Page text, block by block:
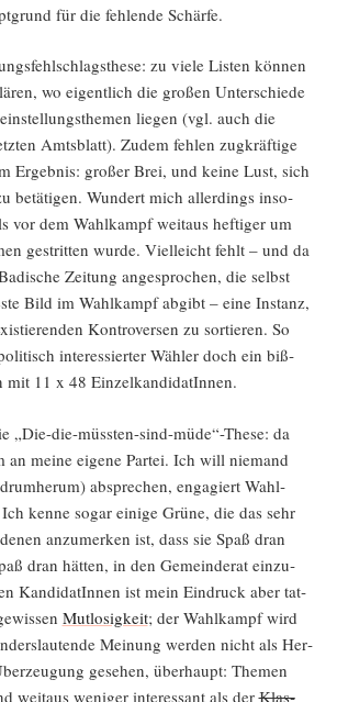
für die feh­len­de Schärfe.
zu vie­le Lis­ten kön­nen
wo eigent­lich die gro­ßen Unter­schie­de
lie­gen (vgl. auch die
Amts­blatt). Zudem feh­len zug­kräf­ti­ge
Ergeb­nis: gro­ßer Brei, und kei­ne Lust, sich
betä­ti­gen. Wun­dert mich aller­dings inso­
vor dem Wahl­kampf weit­aus hef­ti­ger um
gestrit­ten wur­de. Viel­leicht fehlt – und da
Zei­tung ange­spro­chen, die selbst
Bild im Wahl­kampf abgibt – eine Instanz,
Kon­tro­ver­sen zu sor­tie­ren. So
inter­es­sier­ter Wäh­ler doch ein biß­
mit 11 x 48 EinzelkandidatInnen.
„Die-die-müssten-sind-müde“-These: da
an mei­ne eige­ne Par­tei. Ich will nie­mand
abspre­chen, enga­giert Wahl­
ken­ne sogar eini­ge Grü­ne, die das sehr
anzu­mer­ken ist, dass sie Spaß dran
dran hät­ten, in den Gemein­de­rat ein­zu­
Kan­di­da­tIn­nen ist mein Ein­druck aber tat­
Mut­lo­sig­keit; der Wahl­kampf wird
Mei­nung wer­den nicht als Her­
gese­hen, über­haupt: The­men
weit­aus weni­ger inter­es­sant als derKlas­